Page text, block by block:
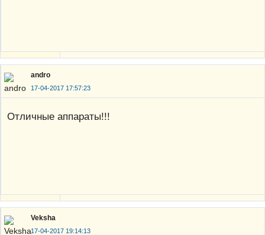
andro
17-04-2017 17:57:23
Отличные аппараты!!!
Veksha
17-04-2017 19:14:13